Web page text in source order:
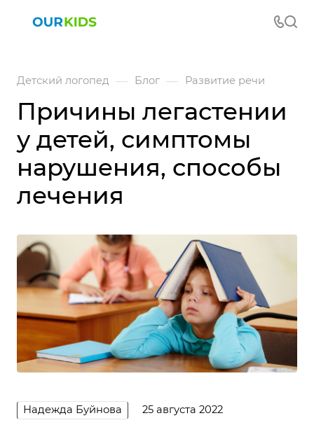
Детский логопед — Блог — Развитие речи
Причины легастении
у детей, симптомы
нарушения, способы
лечения
Надежда Буйнова 25 августа 2022